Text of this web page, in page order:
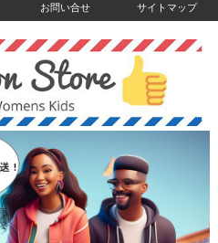
お問い合せ サイトマップ